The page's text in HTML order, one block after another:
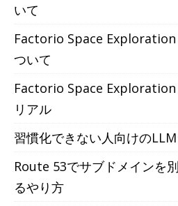
いて
Factorio Space Exploration
ついて
Factorio Space Exploration
リアル
習慣化できない人向けの
Route 53でサブドメインを
るやり方